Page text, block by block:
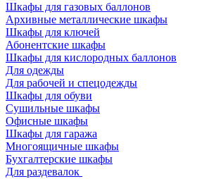
Шкафы для газовых баллонов
Архивные металлические шкафы
Шкафы для ключей
Абонентские шкафы
Шкафы для кислородных баллонов
Для одежды
Для рабочей и спецодежды
Шкафы для обуви
Сушильные шкафы
Офисные шкафы
Шкафы для гаража
Многоящичные шкафы
Бухгалтерские шкафы
Для раздевалок